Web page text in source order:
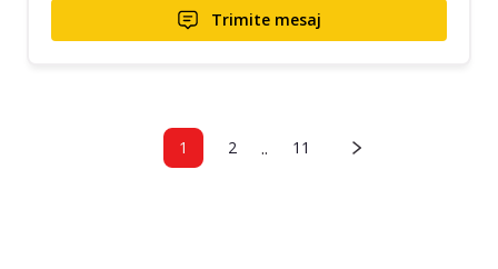
Trimite mesaj
1 2 .. 11